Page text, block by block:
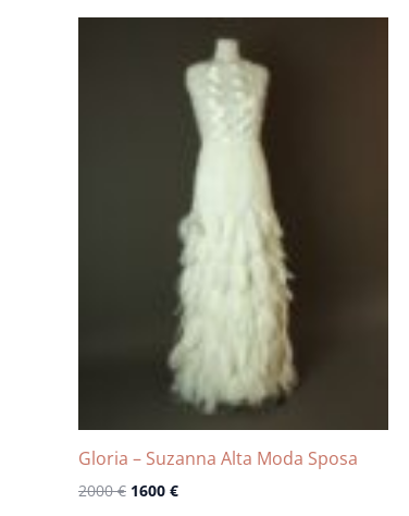
Gloria – Suzanna Alta Moda Sposa
2000€ 1600 €
actuel
est :
1600 €.